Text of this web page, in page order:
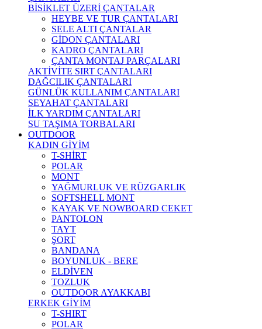
BİSİKLET ÜZERİ ÇANTALAR
HEYBE VE TUR ÇANTALARI
SELE ALTI ÇANTALAR
GİDON ÇANTALARI
KADRO ÇANTALARI
ÇANTA MONTAJ PARÇALARI
AKTİVİTE SIRT ÇANTALARI
DAĞCILIK ÇANTALARI
GÜNLÜK KULLANIM ÇANTALARI
SEYAHAT ÇANTALARI
İLK YARDIM ÇANTALARI
SU TAŞIMA TORBALARI
OUTDOOR
KADIN GİYİM
T-SHİRT
POLAR
MONT
YAĞMURLUK VE RÜZGARLIK
SOFTSHELL MONT
KAYAK VE NOWBOARD CEKET
PANTOLON
TAYT
ŞORT
BANDANA
BOYUNLUK - BERE
ELDİVEN
TOZLUK
OUTDOOR AYAKKABI
ERKEK GİYİM
T-SHIRT
POLAR